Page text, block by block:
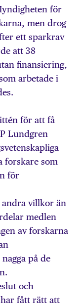
för
men drog
ett sparkrav
att 38
finansiering,
arbetade i
för att få
Lundgren
forskare som
för
andra villkor än
medlen
av forskarna
på de
och
fått rätt att